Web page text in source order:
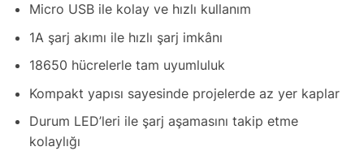
Micro USB ile kolay ve hızlı kullanım
1A şarj akımı ile hızlı şarj imkânı
18650 hücrelerle tam uyumluluk
Kompakt yapısı sayesinde projelerde az yer kaplar
Durum LED’leri ile şarj aşamasını takip etme
kolaylığı